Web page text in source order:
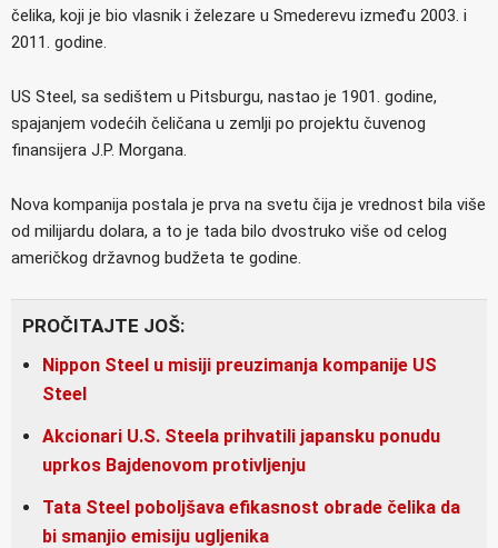
čelika, koji je bio vlasnik i železare u Smederevu između 2003. i
2011. godine.
US Steel, sa sedištem u Pitsburgu, nastao je 1901. godine,
spajanjem vodećih čeličana u zemlji po projektu čuvenog
finansijera J.P. Morgana.
Nova kompanija postala je prva na svetu čija je vrednost bila više
od milijardu dolara, a to je tada bilo dvostruko više od celog
američkog državnog budžeta te godine.
PROČITAJTE JOŠ:
Nippon Steel u misiji preuzimanja kompanije US
Steel
Akcionari U.S. Steela prihvatili japansku ponudu
uprkos Bajdenovom protivljenju
Tata Steel poboljšava efikasnost obrade čelika da
bi smanjio emisiju ugljenika